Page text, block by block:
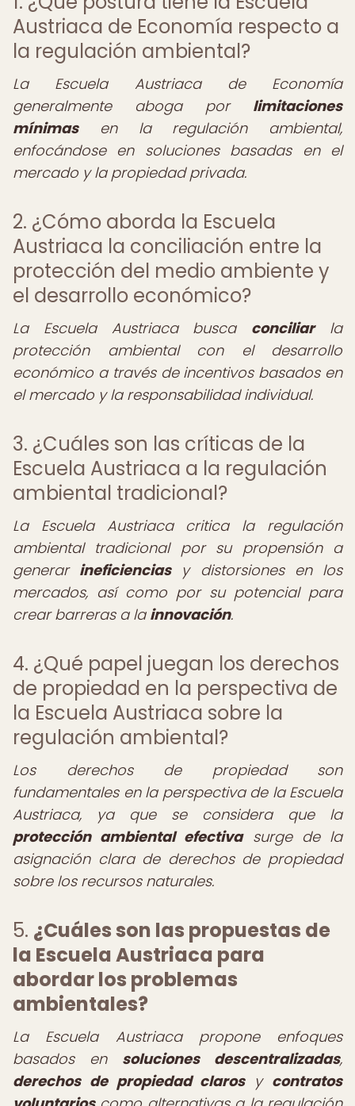
Austriaca de Economía respecto a
la regulación ambiental?
La Escuela Austriaca de Economía
generalmente aboga por limitaciones
mínimasen la regulación ambiental,
enfocándose en soluciones basadas en el
mercado y la propiedad privada.
2. ¿Cómo aborda la Escuela
Austriaca la conciliación entre la
protección del medio ambiente y
el desarrollo económico?
La Escuela Austriaca busca conciliarla
protección ambiental con el desarrollo
económico a través de incentivos basados en
el mercado y la responsabilidad individual.
3. ¿Cuáles son las críticas de la
Escuela Austriaca a la regulación
ambiental tradicional?
La Escuela Austriaca critica la regulación
ambiental tradicional por su propensión a
generar ineficienciasy distorsiones en los
mercados, así como por su potencial para
crear barreras a la innovación.
4. ¿Qué papel juegan los derechos
de propiedad en la perspectiva de
la Escuela Austriaca sobre la
regulación ambiental?
Los derechos de propiedad son
fundamentales en la perspectiva de la Escuela
Austriaca, ya que se considera que la
protección ambiental efectivasurge de la
asignación clara de derechos de propiedad
sobre los recursos naturales.
5. ¿Cuáles son las propuestas de
la Escuela Austriaca para
abordar los problemas
ambientales?
La Escuela Austriaca propone enfoques
basados en soluciones descentralizadas,
derechos de propiedad clarosy contratos